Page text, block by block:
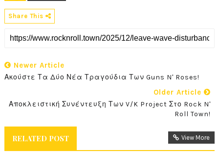
Share This
Newer Article
Ακούστε Τα Δύο Νέα Τραγούδια Των Guns N' Roses!
Older Article
Αποκλειστική Συνέντευξη Των V/K Project Στο Rock N'
Roll Town!
RELATED POST View More